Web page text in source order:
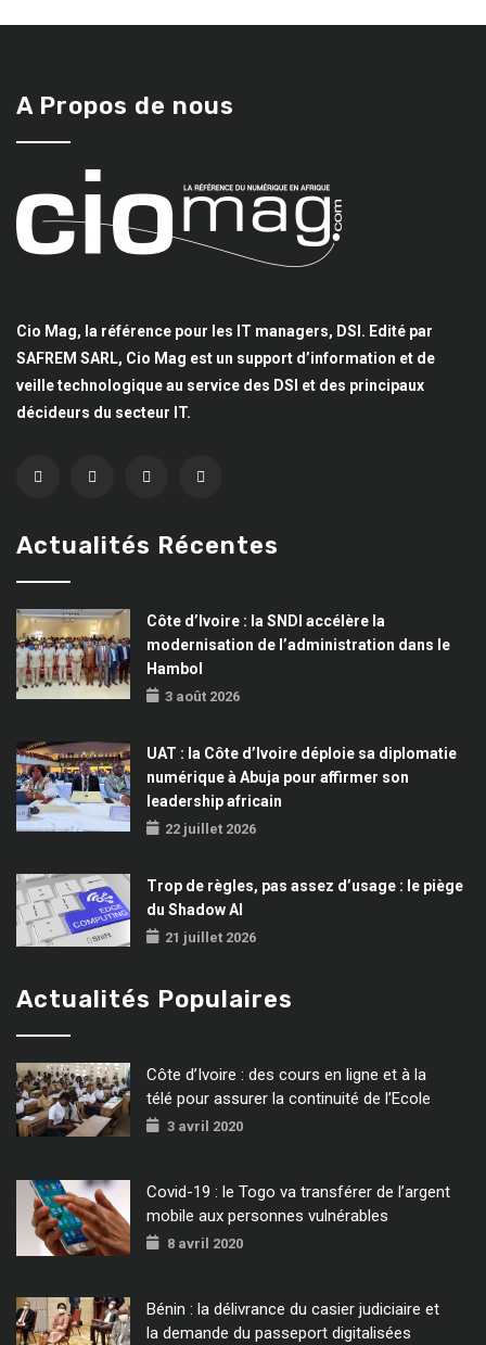
A Propos de nous
Cio Mag, la référence pour les IT managers, DSI. Edité par
SAFREM SARL, Cio Mag est un support d’information et de
veille technologique au service des DSI et des principaux
décideurs du secteur IT.
Actualités Récentes
Côte d’Ivoire : la SNDI accélère la
modernisation de l’administration dans le
Hambol
3 août 2026
UAT : la Côte d’Ivoire déploie sa diplomatie
numérique à Abuja pour affirmer son
leadership africain
22 juillet 2026
Trop de règles, pas assez d’usage : le piège
du Shadow AI
21 juillet 2026
Actualités Populaires
Côte d’Ivoire : des cours en ligne et à la
télé pour assurer la continuité de l’Ecole
3 avril 2020
Covid-19 : le Togo va transférer de l’argent
mobile aux personnes vulnérables
8 avril 2020
Bénin : la délivrance du casier judiciaire et
la demande du passeport digitalisées